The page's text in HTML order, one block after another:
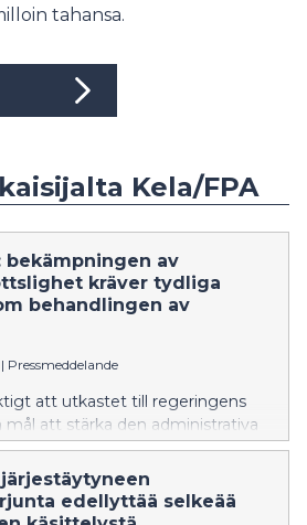
tahansa.
Kela/FPA
bekämpningen av
kräver tydliga
behandlingen av
| Pressmeddelande
att utkastet till regeringens
mål att stärka den administrativa
brottslighet och
myndigheterna.
bättre möjligheter att
och bekämpa organiserad
edellyttää selkeää